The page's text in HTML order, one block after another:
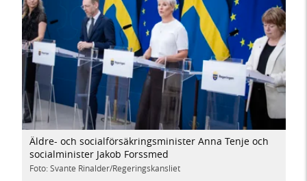
Äldre- och socialförsäkringsminister Anna Tenje och
socialminister Jakob Forssmed
Foto: Svante Rinalder/Regeringskansliet